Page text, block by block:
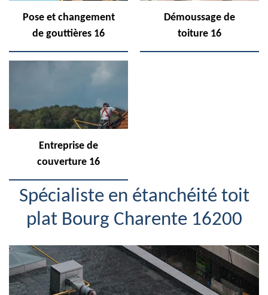
Pose et changement
de gouttières 16
Démoussage de
toiture 16
Entreprise de
couverture 16
Spécialiste en étanchéité toit
plat Bourg Charente 16200